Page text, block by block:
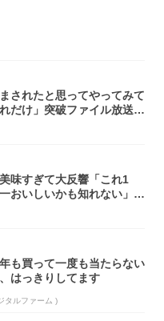
されたと思ってやってみて
れだけ」突破ファイル放送で
味すぎて大反響「これ1
おいしいかも知れない」
年も買って一度も当たらない
はっきりしてます
タルファーム )